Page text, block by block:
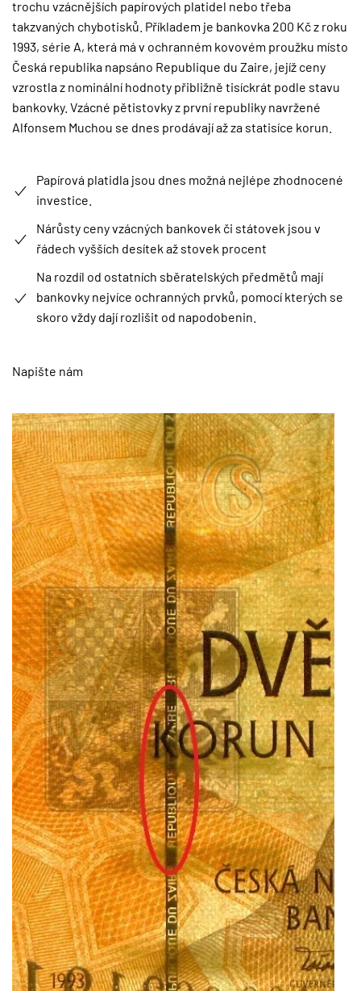
trochu vzácnějších papírových platidel nebo třeba
takzvaných chybotisků. Příkladem je bankovka 200 Kč z roku
1993, série A, která má v ochranném kovovém proužku místo
Česká republika napsáno Republique du Zaire, jejíž ceny
vzrostla z nominální hodnoty přibližně tisíckrát podle stavu
bankovky. Vzácné pětistovky z první republiky navržené
Alfonsem Muchou se dnes prodávají až za statisíce korun.
Papírová platidla jsou dnes možná nejlépe zhodnocené
investice.
Nárůsty ceny vzácných bankovek či státovek jsou v
řádech vyšších desítek až stovek procent
Na rozdíl od ostatních sběratelských předmětů mají
bankovky nejvíce ochranných prvků, pomocí kterých se
skoro vždy dají rozlišit od napodobenin.
Napište nám